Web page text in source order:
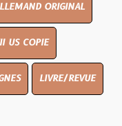
ORIGINAL
US COPIE
LIVRE/REVUE